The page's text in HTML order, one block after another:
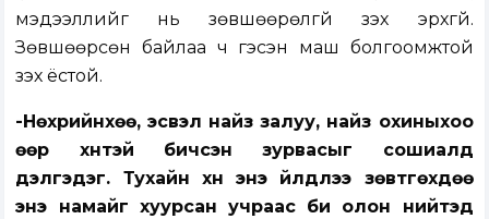
мэдээллийг нь зөвшөөрөлгүй үзэх эрхгүй.
Зөвшөөрсөн байлаа ч гэсэн маш болгоомжтой
үзэх ёстой.
-Нөхрийнхөө, эсвэл найз залуу, найз охиныхоо
өөр хүнтэй бичсэн зурвасыг сошиалд
дэлгэдэг. Тухайн хүн энэ үйлдлээ зөвтгөхдөө
энэ намайг хуурсан учраас би олон нийтэд